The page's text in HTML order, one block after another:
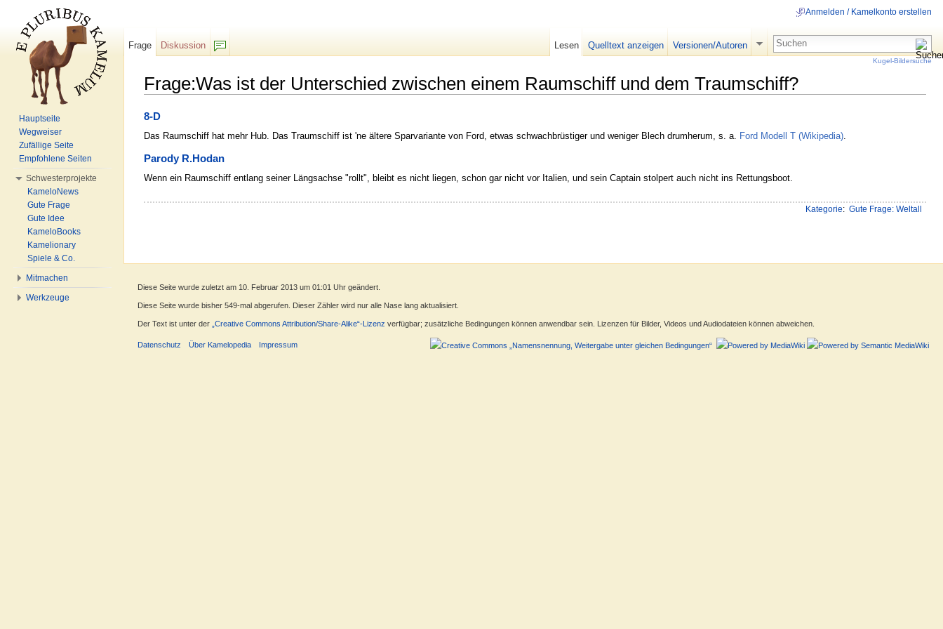
Frage:Was ist der Unterschied zwischen einem Raumschiff und dem Traumschiff?
8-D
Das Raumschiff hat mehr Hub. Das Traumschiff ist 'ne ältere Sparvariante von Ford, etwas schwachbrüstiger und weniger Blech drumherum, s. a. Ford Modell T (Wikipedia).
Parody R.Hodan
Wenn ein Raumschiff entlang seiner Längsachse "rollt", bleibt es nicht liegen, schon gar nicht vor Italien, und sein Captain stolpert auch nicht ins Rettungsboot.
Kategorie: Gute Frage: Weltall
Anmelden / Kamelkonto erstellen
Frage
Diskussion
Lesen Quelltext anzeigen Versionen/Autoren
Kugel-Bildersuche
Hauptseite
Wegweiser
Zufällige Seite
Empfohlene Seiten
Schwesterprojekte
KameloNews
Gute Frage
Gute Idee
KameloBooks
Kamelionary
Spiele & Co.
Mitmachen
Werkzeuge
Diese Seite wurde zuletzt am 10. Februar 2013 um 01:01 Uhr geändert.
Diese Seite wurde bisher 549-mal abgerufen. Dieser Zähler wird nur alle Nase lang aktualisiert.
Der Text ist unter der „Creative Commons Attribution/Share-Alike“-Lizenz verfügbar; zusätzliche Bedingungen können anwendbar sein. Lizenzen für Bilder, Videos und Audiodateien können abweichen.
Datenschutz Über Kamelopedia Impressum